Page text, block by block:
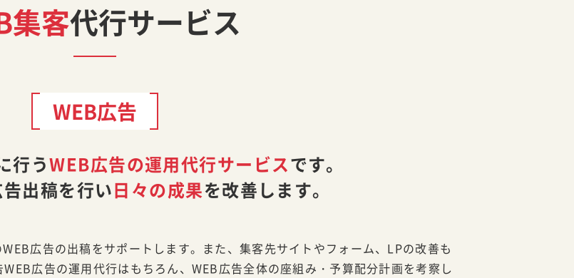
集客代行サービス
WEB広告
行うWEB広告の運用代行サービスです。
出稿を行い日々の成果を改善します。
広告の出稿をサポートします。また、集客先サイトやフォーム、LPの改善も
広告の運用代行はもちろん、WEB広告全体の座組み・予算配分計画を考察し